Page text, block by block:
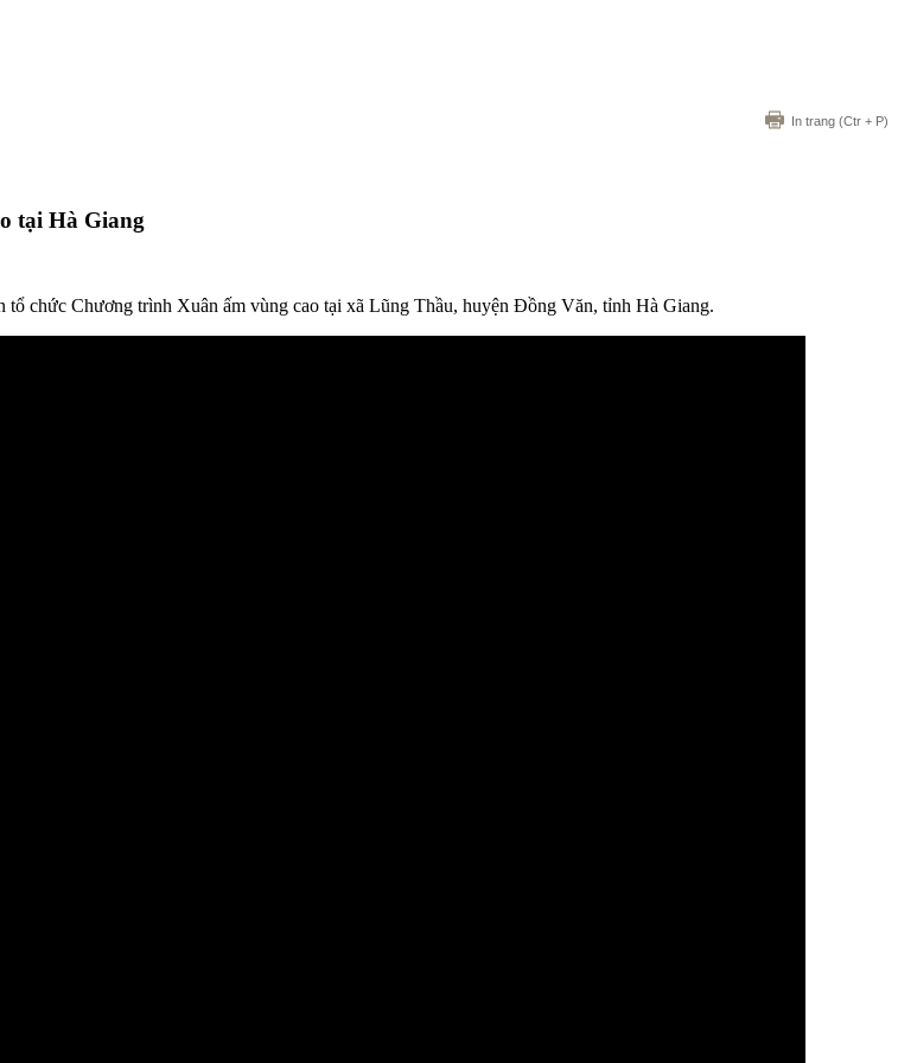
In trang (Ctr + P)
tại Hà Giang
tổ chức Chương trình Xuân ấm vùng cao tại xã Lũng Thầu, huyện Đồng Văn, tỉnh Hà Giang.